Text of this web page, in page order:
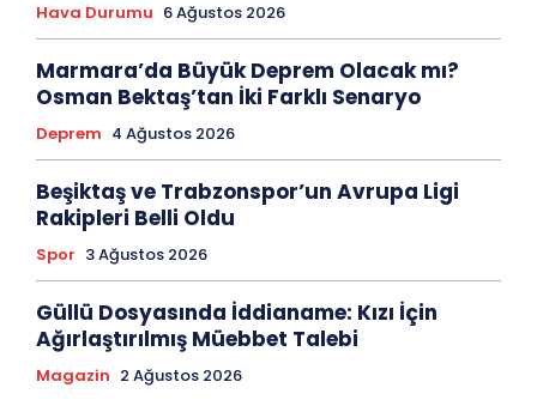
Hava Durumu 6 Ağustos 2026
Marmara’da Büyük Deprem Olacak mı?
Osman Bektaş’tan İki Farklı Senaryo
Deprem 4 Ağustos 2026
Beşiktaş ve Trabzonspor’un Avrupa Ligi
Rakipleri Belli Oldu
Spor 3 Ağustos 2026
Güllü Dosyasında İddianame: Kızı İçin
Ağırlaştırılmış Müebbet Talebi
Magazin 2 Ağustos 2026